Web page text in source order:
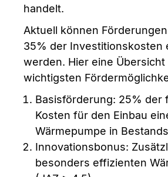
handelt.
Aktuell können
35% der Investitionskosten
werden. Hier eine Übersicht
wichtigsten
Basisförderung: 25% der
Kosten für den Einbau
Wärmepumpe in
Innovationsbonus:
besonders effizienten